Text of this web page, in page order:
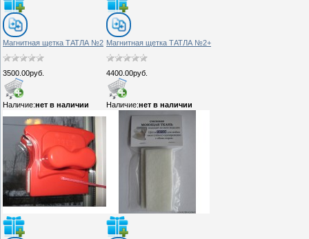
Магнитная щетка ТАТЛА №2
3500.00руб.
Наличие:нет в наличии
Магнитная щетка ТАТЛА №2+
4400.00руб.
Наличие:нет в наличии